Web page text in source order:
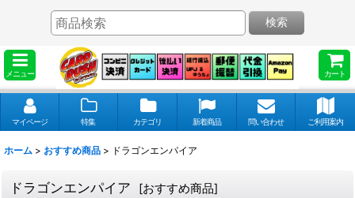
メニュー カート
検索
マイページ 特集 カテゴリ 新着商品 問い合わせ ご利用案内
ホーム > おすすめ商品 > ドラゴンエンパイア
ドラゴンエンパイア [おすすめ商品]